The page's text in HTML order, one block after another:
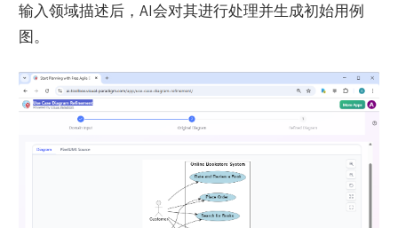
输入领域描述后，AI会对其进行处理并生成初始用例
图。